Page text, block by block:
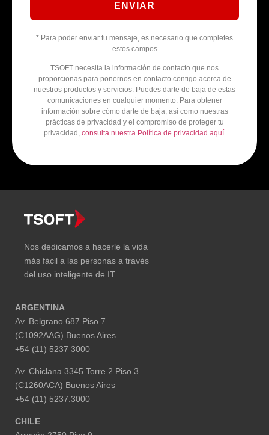
ENVIAR
* Para poder enviar tu mensaje, es necesario que completes
estos campos
TSOFT necesita la información de contacto que nos
proporcionas para ponernos en contacto contigo acerca de
nuestros productos y servicios. Puedes darte de baja de estas
comunicaciones en cualquier momento. Para obtener
información sobre cómo darte de baja, así como nuestras
prácticas de privacidad y el compromiso de proteger tu
privacidad, consulta nuestra Política de privacidad aquí.
Nos dedicamos a hacerle la vida
más fácil a las personas a través
del uso inteligente de IT
ARGENTINA
Av. Belgrano 687 Piso 7
(C1092AAG) Buenos Aires
+54 (11) 5237 3000
Av. Chiclana 3345 Torre 2 Piso 3
(C1260ACA) Buenos Aires
+54 (11) 5237.3000
CHILE